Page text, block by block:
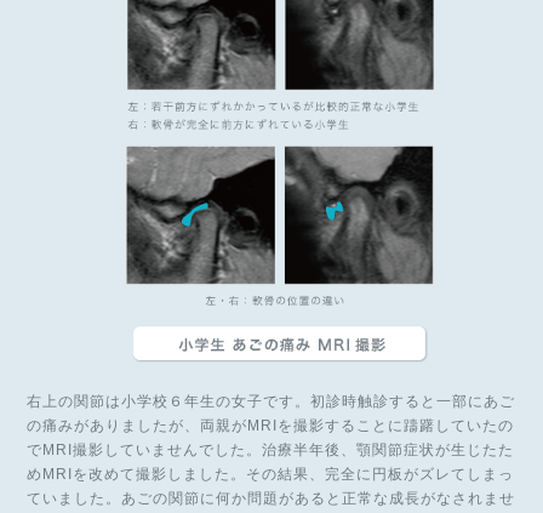
右上の関節は小学校６年生の女子です。初診時触診すると一部にあご
の痛みがありましたが、両親がMRIを撮影することに躊躇していたの
でMRI撮影していませんでした。治療半年後、顎関節症状が生じたた
めMRIを改めて撮影しました。その結果、完全に円板がズレてしまっ
ていました。あごの関節に何か問題があると正常な成長がなされませ